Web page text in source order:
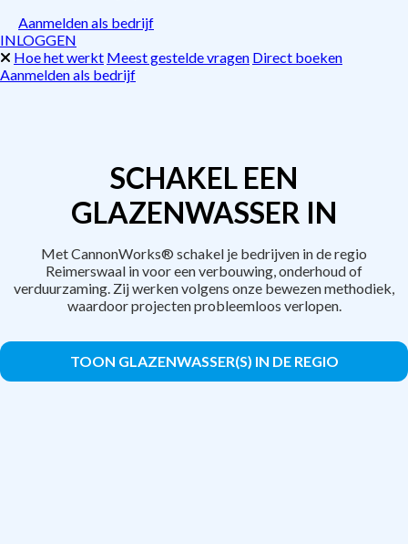
Aanmelden als bedrijf
INLOGGEN
Hoe het werkt Meest gestelde vragen Direct boeken
Aanmelden als bedrijf
SCHAKEL EEN
GLAZENWASSER IN
Met CannonWorks® schakel je bedrijven in de regio
Reimerswaal in voor een verbouwing, onderhoud of
verduurzaming. Zij werken volgens onze bewezen methodiek,
waardoor projecten probleemloos verlopen.
TOON GLAZENWASSER(S) IN DE REGIO